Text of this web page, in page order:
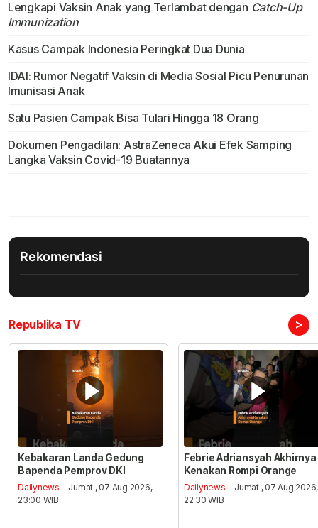
Lengkapi Vaksin Anak yang Terlambat dengan Catch-Up
Immunization
Kasus Campak Indonesia Peringkat Dua Dunia
IDAI: Rumor Negatif Vaksin di Media Sosial Picu Penurunan
Imunisasi Anak
Satu Pasien Campak Bisa Tulari Hingga 18 Orang
Dokumen Pengadilan: AstraZeneca Akui Efek Samping
Langka Vaksin Covid-19 Buatannya
Rekomendasi
Republika TV >
Kebakaran Landa Gedung
Bapenda Pemprov DKI
Dailynews - Jumat , 07 Aug 2026,
23:00 WIB
Febrie Adriansyah Akhirnya
Kenakan Rompi Orange
Dailynews - Jumat , 07 Aug 2026,
22:30 WIB